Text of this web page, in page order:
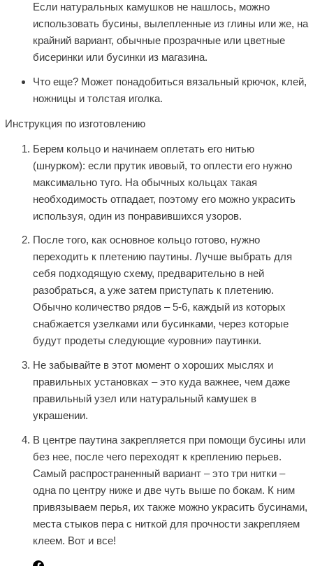
Если натуральных камушков не нашлось, можно
использовать бусины, вылепленные из глины или же, на
крайний вариант, обычные прозрачные или цветные
бисеринки или бусинки из магазина.
Что еще? Может понадобиться вязальный крючок, клей,
ножницы и толстая иголка.
Инструкция по изготовлению
Берем кольцо и начинаем оплетать его нитью
(шнурком): если прутик ивовый, то оплести его нужно
максимально туго. На обычных кольцах такая
необходимость отпадает, поэтому его можно украсить
используя, один из понравившихся узоров.
После того, как основное кольцо готово, нужно
переходить к плетению паутины. Лучше выбрать для
себя подходящую схему, предварительно в ней
разобраться, а уже затем приступать к плетению.
Обычно количество рядов – 5-6, каждый из которых
снабжается узелками или бусинками, через которые
будут продеты следующие «уровни» паутинки.
Не забывайте в этот момент о хороших мыслях и
правильных установках – это куда важнее, чем даже
правильный узел или натуральный камушек в
украшении.
В центре паутина закрепляется при помощи бусины или
без нее, после чего переходят к креплению перьев.
Самый распространенный вариант – это три нитки –
одна по центру ниже и две чуть выше по бокам. К ним
привязываем перья, их также можно украсить бусинами,
места стыков пера с ниткой для прочности закрепляем
клеем. Вот и все!